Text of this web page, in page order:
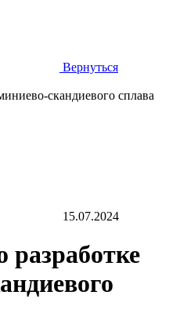
Вернуться
скандиевого сплава
15.07.2024
разработке